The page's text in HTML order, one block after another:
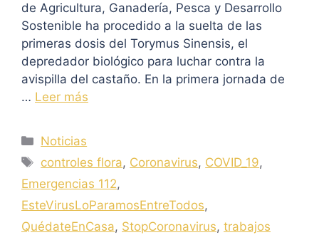
de Agricultura, Ganadería, Pesca y Desarrollo
Sostenible ha procedido a la suelta de las
primeras dosis del Torymus Sinensis, el
depredador biológico para luchar contra la
avispilla del castaño. En la primera jornada de
… Leer más
Categorías
Noticias
Etiquetas
controles flora, Coronavirus, COVID_19,
Emergencias 112,
EsteVirusLoParamosEntreTodos,
QuédateEnCasa, StopCoronavirus, trabajos